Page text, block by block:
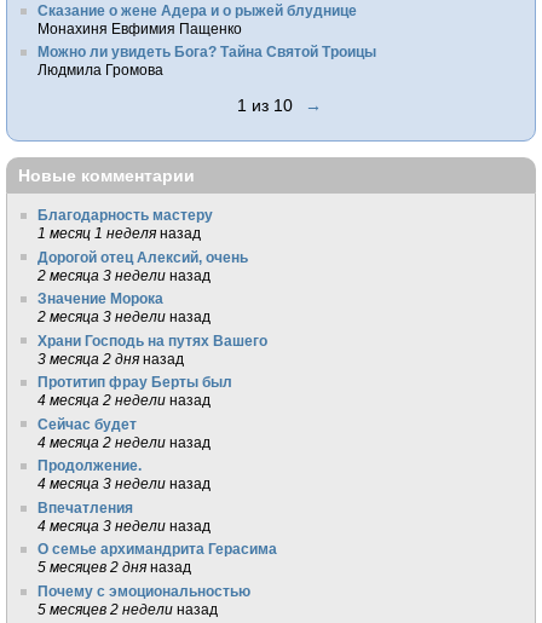
Сказание о жене Адера и о рыжей блуднице
Монахиня Евфимия Пащенко
Можно ли увидеть Бога? Тайна Святой Троицы
Людмила Громова
1 из 10 →
Новые комментарии
Благодарность мастеру
1 месяц 1 неделя назад
Дорогой отец Алексий, очень
2 месяца 3 недели назад
Значение Морока
2 месяца 3 недели назад
Храни Господь на путях Вашего
3 месяца 2 дня назад
Протитип фрау Берты был
4 месяца 2 недели назад
Сейчас будет
4 месяца 2 недели назад
Продолжение.
4 месяца 3 недели назад
Впечатления
4 месяца 3 недели назад
О семье архимандрита Герасима
5 месяцев 2 дня назад
Почему с эмоциональностью
5 месяцев 2 недели назад